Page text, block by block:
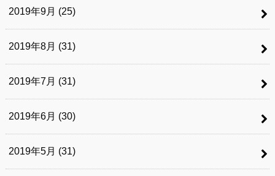
2019年9月 (25)
2019年8月 (31)
2019年7月 (31)
2019年6月 (30)
2019年5月 (31)